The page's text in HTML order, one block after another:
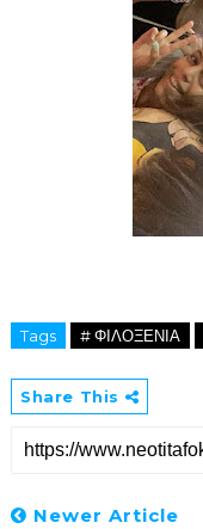
Tags # ΦΙΛΟΞΕΝΙΑ
Share This
Newer Article